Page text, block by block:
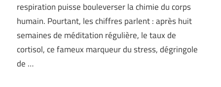
respiration puisse bouleverser la chimie du corps
humain. Pourtant, les chiffres parlent : après huit
semaines de méditation régulière, le taux de
cortisol, ce fameux marqueur du stress, dégringole
de …